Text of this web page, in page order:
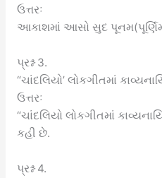
ઉત્તરઃ
આકાશમાં આસો સુદ
પ્રશ્ન 3.
“ચાંદલિયો’ લોકગીતમાં
ઉત્તરઃ
“ચાંદલિયો લોકગીતમાં
કહી છે.
પ્રશ્ન 4.